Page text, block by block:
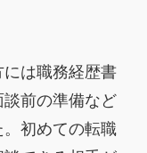
は職務経歴書
前の準備など
初めての転職